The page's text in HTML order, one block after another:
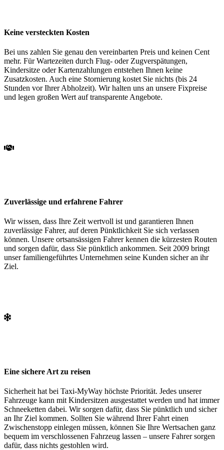
Keine versteckten Kosten
Bei uns zahlen Sie genau den vereinbarten Preis und keinen Cent
mehr. Für Wartezeiten durch Flug- oder Zugverspätungen,
Kindersitze oder Kartenzahlungen entstehen Ihnen keine
Zusatzkosten. Auch eine Stornierung kostet Sie nichts (bis 24
Stunden vor Ihrer Abholzeit). Wir halten uns an unsere Fixpreise
und legen großen Wert auf transparente Angebote.
Zuverlässige und erfahrene Fahrer
Wir wissen, dass Ihre Zeit wertvoll ist und garantieren Ihnen
zuverlässige Fahrer, auf deren Pünktlichkeit Sie sich verlassen
können. Unsere ortsansässigen Fahrer kennen die kürzesten Routen
und sorgen dafür, dass Sie pünktlich ankommen. Seit 2009 bringt
unser familiengeführtes Unternehmen seine Kunden sicher an ihr
Ziel.
Eine sichere Art zu reisen
Sicherheit hat bei Taxi-MyWay höchste Priorität. Jedes unserer
Fahrzeuge kann mit Kindersitzen ausgestattet werden und hat immer
Schneeketten dabei. Wir sorgen dafür, dass Sie pünktlich und sicher
an Ihr Ziel kommen. Sollten Sie während Ihrer Fahrt einen
Zwischenstopp einlegen müssen, können Sie Ihre Wertsachen ganz
bequem im verschlossenen Fahrzeug lassen – unsere Fahrer sorgen
dafür, dass nichts gestohlen wird.